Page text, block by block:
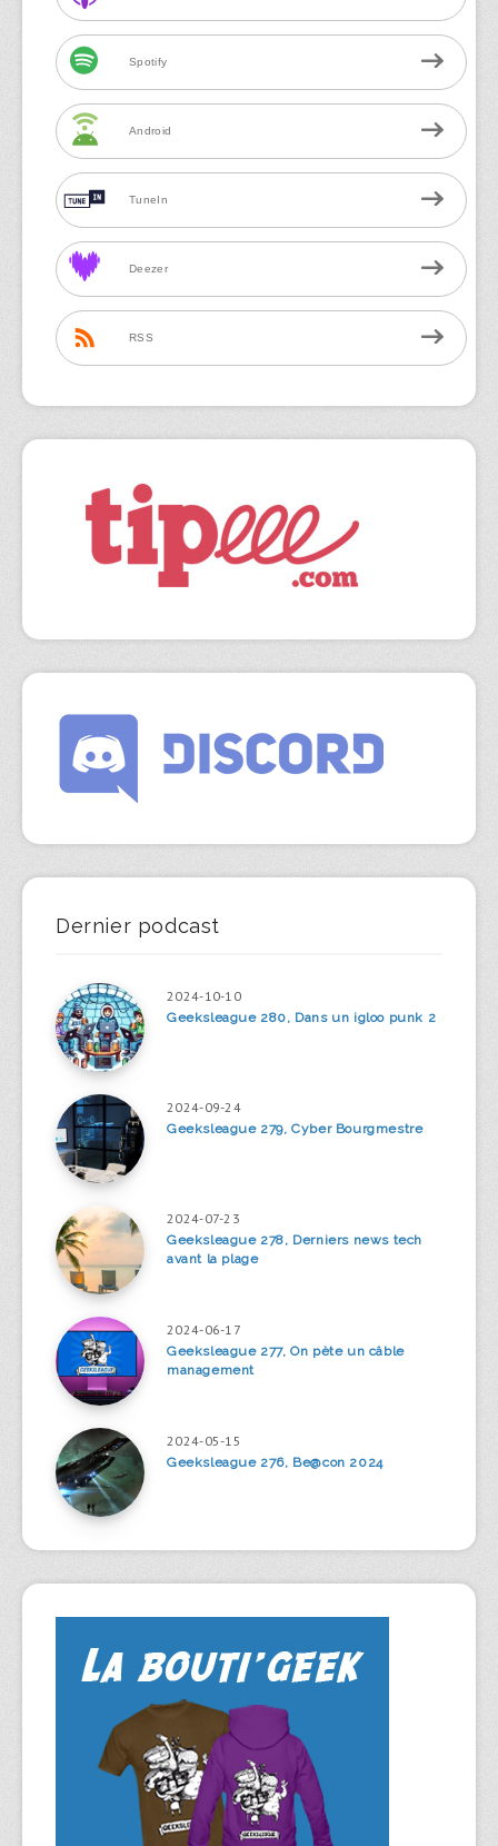
Spotify
Android
TuneIn
Deezer
RSS
Dernier podcast
2024-10-10
Geeksleague 280, Dans un igloo punk 2
2024-09-24
Geeksleague 279, Cyber Bourgmestre
2024-07-23
Geeksleague 278, Derniers news tech
avant la plage
2024-06-17
Geeksleague 277, On pète un câble
management
2024-05-15
Geeksleague 276, Be@con 2024